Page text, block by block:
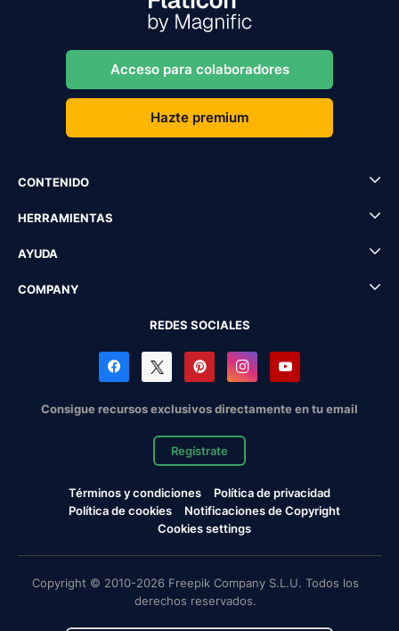
Acceso para colaboradores
Hazte premium
CONTENIDO
HERRAMIENTAS
AYUDA
COMPANY
REDES SOCIALES
Consigue recursos exclusivos directamente en tu email
Regístrate
Términos y condiciones
Política de privacidad
Política de cookies
Notificaciones de Copyright
Cookies settings
Copyright © 2010-2026 Freepik Company S.L.U. Todos los
derechos reservados.